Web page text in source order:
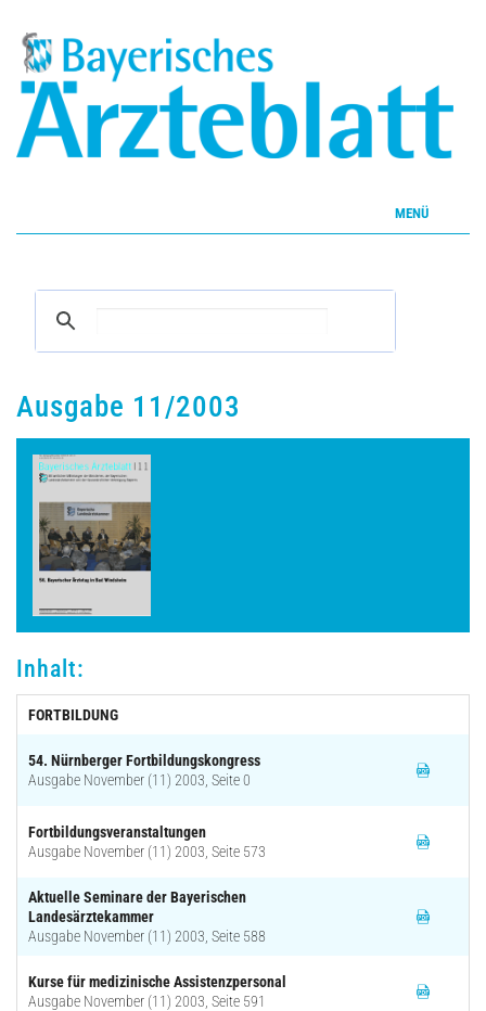
MENÜ
Inhalte
Archiv
Ausgabe 11/2003
Inhalt:
FORTBILDUNG
54. Nürnberger Fortbildungskongress
Ausgabe November (11) 2003, Seite 0
Fortbildungsveranstaltungen
Ausgabe November (11) 2003, Seite 573
Aktuelle Seminare der Bayerischen
Landesärztekammer
Ausgabe November (11) 2003, Seite 588
Kurse für medizinische Assistenzpersonal
Ausgabe November (11) 2003, Seite 591